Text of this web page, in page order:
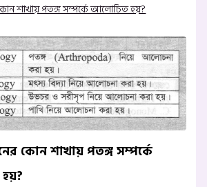
কোন শাখায় পতঙ্গ সম্পর্কে আলোচিত হয়?
কোন শাখায় পতঙ্গ সম্পর্কে